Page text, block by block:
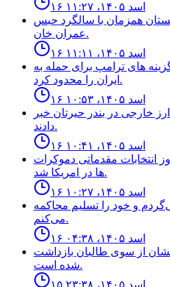
۱۶ اسد ۱۴۰۵، ۱۱:۲۷
همزمان با سالگرد حبس
عمران خان.
۱۶ اسد ۱۴۰۵، ۱۱:۱۱
هاى ترامپ براى حمله به
ايران را محدود كرد.
۱۶ اسد ۱۴۰۵، ۱۰:۵۳
خارجى در بندر حيرتان خبر
دادند.
۱۶ اسد ۱۴۰۵، ۱۰:۴۱
انتخابات مقدماتى دموكرات
ها در امريكا شد.
۱۶ اسد ۱۴۰۵، ۱۰:۲۷
و خود را تسلیم محاکمه
می‌کنم.
۱۶ اسد ۱۴۰۵، ۰۴:۳۸
از سوی طالبان بازداشت
شده است.